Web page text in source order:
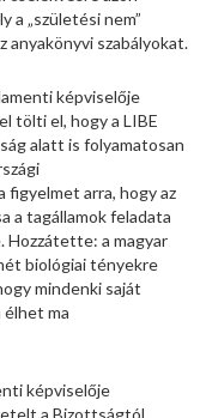
a „születési nem”
szabályokat.
képviselője
tölti el, hogy a LIBE
alatt is folyamatosan
figyelmet arra, hogy az
a tagállamok feladata
Hozzátette: a magyar
biológiai tényekre
mindenki saját
élhet ma
képviselője
a Bizottságtól